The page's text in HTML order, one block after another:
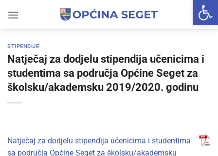
STIPENDIJE
Natječaj za dodjelu stipendija učenicima i
studentima sa područja Općine Seget za
školsku/akademsku 2019/2020. godinu
Natječaj za dodjelu stipendija učenicima i studentima
sa područja Općine Seget za školsku/akademsku